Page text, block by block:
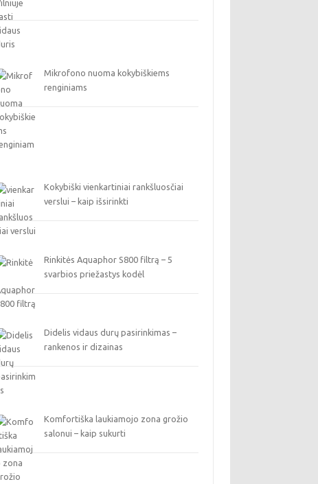
Mikrofono nuoma kokybiškiems
renginiams
Kokybiški vienkartiniai rankšluosčiai
verslui – kaip išsirinkti
Rinkitės Aquaphor S800 filtrą – 5
svarbios priežastys kodėl
Didelis vidaus durų pasirinkimas –
rankenos ir dizainas
Komfortiška laukiamojo zona grožio
salonui – kaip sukurti